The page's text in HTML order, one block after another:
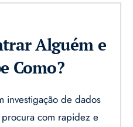
Alguém e
Como?
investigação de dados
com rapidez e